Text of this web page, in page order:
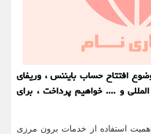
افتتاح حساب بایننس ، وریفای
و .... خواهیم پرداخت ، برای
استفاده از خدمات برون مرزی